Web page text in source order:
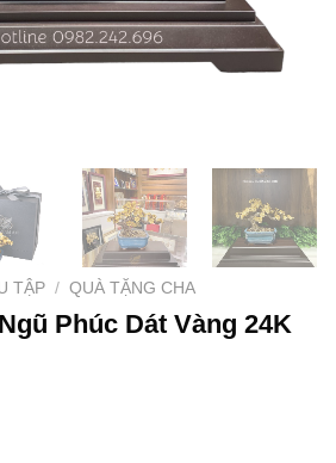
TẬP / QUÀ TẶNG CHA
Phúc Dát Vàng 24K